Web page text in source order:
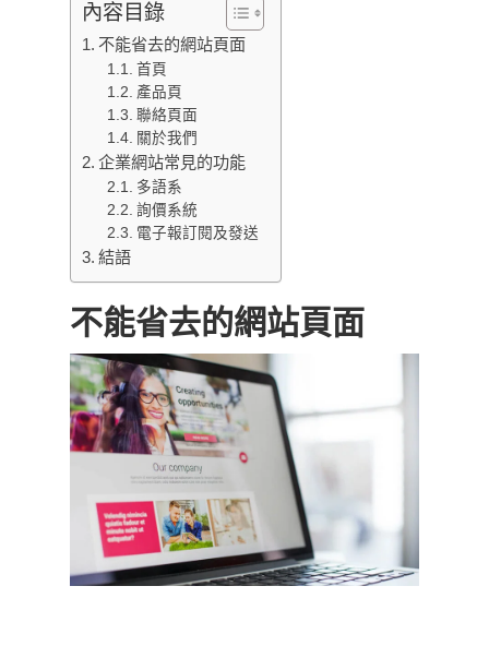
內容目錄
不能省去的網站頁面
首頁
產品頁
聯絡頁面
關於我們
企業網站常見的功能
多語系
詢價系統
電子報訂閱及發送
結語
不能省去的網站頁面